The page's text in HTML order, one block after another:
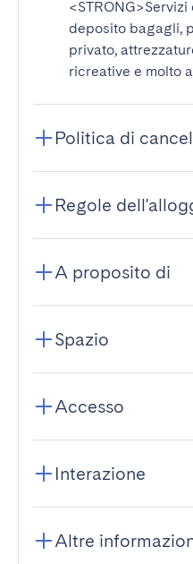
deposito bagagli,
privato,
ricreative e molto
Politica di
Regole
A proposito di
Spazio
Accesso
Interazione
Altre